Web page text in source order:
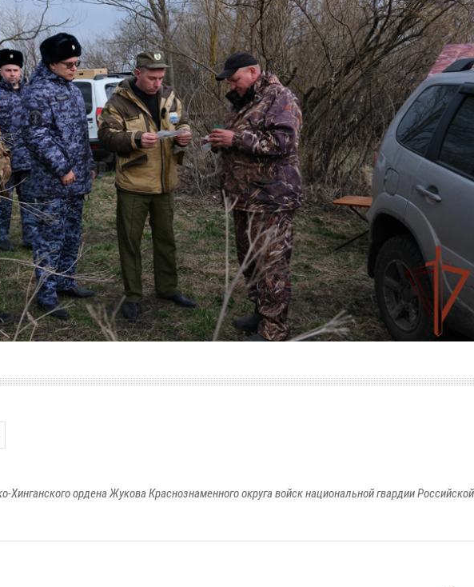
ордена Жукова Краснознаменного округа войск национальной гвардии